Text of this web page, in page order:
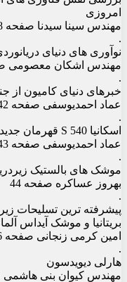
امروزی
مهندس سینا سیدنا صفحه 38
.
نوآوری های دنیای
مهندس اشکان معصومی
.
خبرهای دنیای کامیون از
عماد احمدیوسفی صفحه 42
.
اسکانیا 540 S قهرمان جدید آزمون های جاده
عماد احمدیوسفی صفحه 43
.
موشک های بالستیک
بهروز عساکره صفحه 44
.
پیشرفته ترین تسلیحات
بریتانیا و موشک آیداس
امین کرمی زنجانی صفحه 46
.
هارلی دیویدسون
مهندس کیوان بنی هاشمی